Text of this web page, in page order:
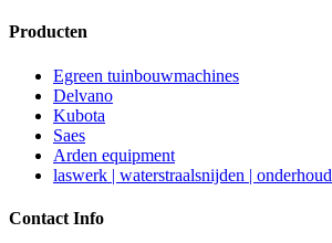
Producten
Egreen tuinbouwmachines
Delvano
Kubota
Saes
Arden equipment
laswerk | waterstraalsnijden | onderhoud
Contact Info